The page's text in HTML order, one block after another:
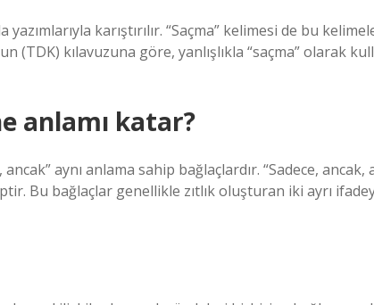
yazımlarıyla karıştırılır. “Saçma” kelimesi de bu
(TDK) kılavuzuna göre, yanlışlıkla “saçma” olarak
anlamı katar?
ancak” aynı anlama sahip bağlaçlardır. “Sadece, ancak,
Bu bağlaçlar genellikle zıtlık oluşturan iki ayrı